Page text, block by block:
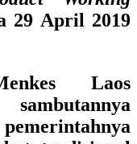
29 April 2019
Laos